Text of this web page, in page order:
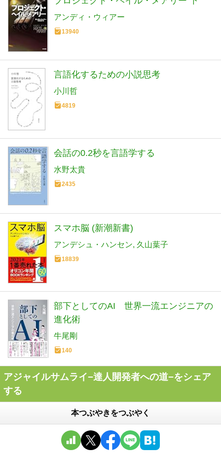
アンディ・ウィアー
13940
言語化するための小説思考
小川哲
4819
会話の0.2秒を言語学する
水野太貴
2435
スマホ脳 (新潮新書)
アンデシュ・ハンセン 久山葉子
18839
部下としてのAI 世界一流エンジニアの
進化術
牛尾剛
140
アジャイルサムライ−達人開発者への道−をシェア
する
本つぶやきをつぶやく